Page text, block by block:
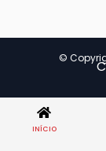
©
INÍCIO